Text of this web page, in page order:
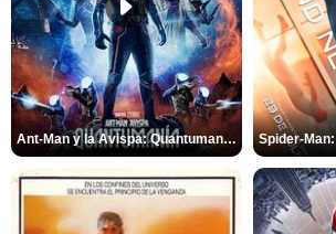
Ant-Man y la Avispa: Quantumanía Tráiler (2)